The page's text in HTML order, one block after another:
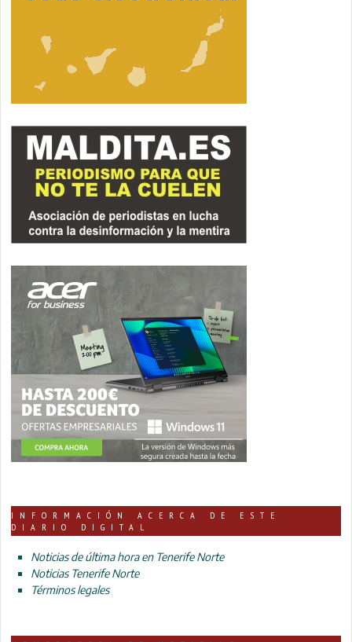
INFORMACIÓN ACERCA DE ESTE
DIARIO DIGITAL
Noticias de última hora en Tenerife Norte
Noticias Tenerife Norte
Términos legales